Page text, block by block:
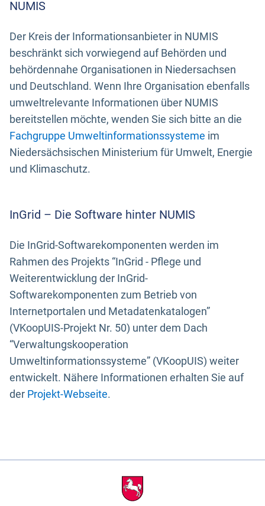
NUMIS
Der Kreis der Informationsanbieter in NUMIS
beschränkt sich vorwiegend auf Behörden und
behördennahe Organisationen in Niedersachsen
und Deutschland. Wenn Ihre Organisation ebenfalls
umweltrelevante Informationen über NUMIS
bereitstellen möchte, wenden Sie sich bitte an die
Fachgruppe Umweltinformationssysteme im
Niedersächsischen Ministerium für Umwelt, Energie
und Klimaschutz.
InGrid – Die Software hinter NUMIS
Die InGrid-Softwarekomponenten werden im
Rahmen des Projekts “InGrid - Pflege und
Weiterentwicklung der InGrid-
Softwarekomponenten zum Betrieb von
Internetportalen und Metadatenkatalogen”
(VKoopUIS-Projekt Nr. 50) unter dem Dach
“Verwaltungskooperation
Umweltinformationssysteme” (VKoopUIS) weiter
entwickelt. Nähere Informationen erhalten Sie auf
der Projekt-Webseite.